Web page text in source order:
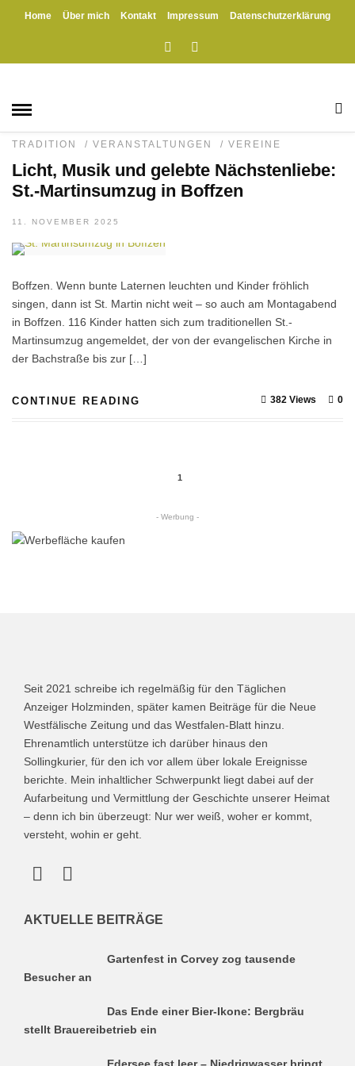
Home Über mich Kontakt Impressum
Datenschutzerklärung
Boffzen Aktiv
BOFFZEN
TRADITION
/ VERANSTALTUNGEN / VEREINE
Licht, Musik und gelebte Nächstenliebe:
St.-Martinsumzug in Boffzen
11. NOVEMBER 2025
Boffzen. Wenn bunte Laternen leuchten und Kinder fröhlich
singen, dann ist St. Martin nicht weit – so auch am Montagabend
in Boffzen. 116 Kinder hatten sich zum traditionellen St.-
Martinsumzug angemeldet, der von der evangelischen Kirche in
der Bachstraße bis zur […]
CONTINUE READING 0
382 Views
1
- Werbung -
Seit 2021 schreibe ich regelmäßig für den Täglichen
Anzeiger Holzminden, später kamen Beiträge für die Neue
Westfälische Zeitung und das Westfalen-Blatt hinzu.
Ehrenamtlich unterstütze ich darüber hinaus den
Sollingkurier, für den ich vor allem über lokale Ereignisse
berichte. Mein inhaltlicher Schwerpunkt liegt dabei auf der
Aufarbeitung und Vermittlung der Geschichte unserer Heimat
– denn ich bin überzeugt: Nur wer weiß, woher er kommt,
versteht, wohin er geht.
AKTUELLE BEITRÄGE
Gartenfest in Corvey zog tausende
Besucher an
Das Ende einer Bier-Ikone: Bergbräu
stellt Brauereibetrieb ein